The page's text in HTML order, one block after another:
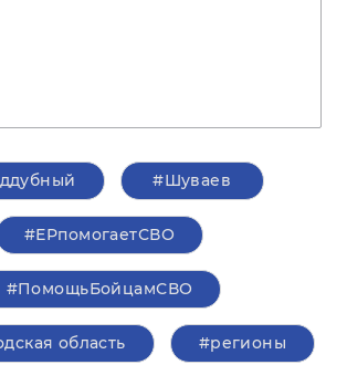
#Шуваев
#ЕРпомогаетСВО
#ПомощьБойцамСВО
область #регионы